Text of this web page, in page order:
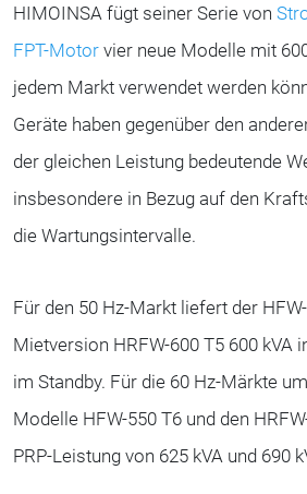
HIMOINSA fügt seiner Serie von
FPT-Motor vier neue Modelle mit
jedem Markt verwendet werden
Geräte haben gegenüber den
der gleichen Leistung bedeutende
insbesondere in Bezug auf den
die Wartungsintervalle.
Für den 50 Hz-Markt liefert der
Mietversion HRFW-600 T5 600 kVA
im Standby. Für die 60 Hz-Märkte
Modelle HFW-550 T6 und den
PRP-Leistung von 625 kVA und 690